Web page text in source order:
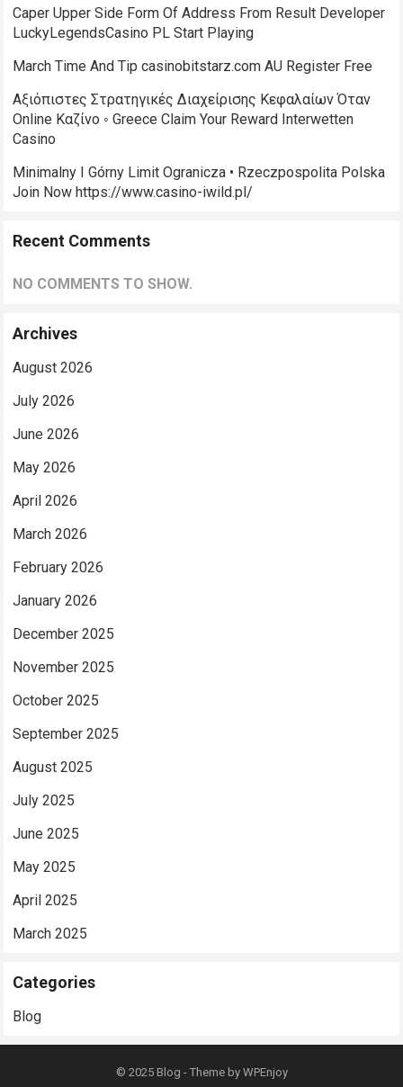
Caper Upper Side Form Of Address From Result Developer
LuckyLegendsCasino PL Start Playing
March Time And Tip casinobitstarz.com AU Register Free
Αξιόπιστες Στρατηγικές Διαχείρισης Κεφαλαίων Όταν
Online Καζίνο ◦ Greece Claim Your Reward Interwetten
Casino
Minimalny I Górny Limit Ogranicza • Rzeczpospolita Polska
Join Now https://www.casino-iwild.pl/
Recent Comments
NO COMMENTS TO SHOW.
Archives
August 2026
July 2026
June 2026
May 2026
April 2026
March 2026
February 2026
January 2026
December 2025
November 2025
October 2025
September 2025
August 2025
July 2025
June 2025
May 2025
April 2025
March 2025
Categories
Blog
© 2025 Blog - Theme by WPEnjoy